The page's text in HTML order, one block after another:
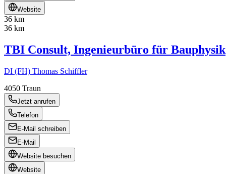
Website
36 km
36 km
TBI Consult, Ingenieurbüro für Bauphysik
DI (FH) Thomas Schiffler
4050 Traun
Jetzt anrufen
Telefon
E-Mail schreiben
E-Mail
Website besuchen
Website